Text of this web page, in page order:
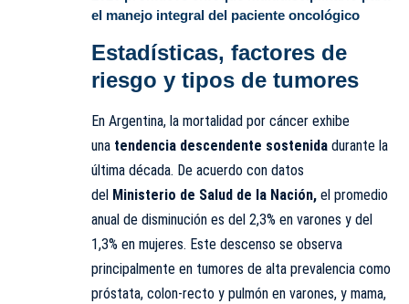
el manejo integral del paciente oncológico
Estadísticas, factores de
riesgo y tipos de tumores
En Argentina, la mortalidad por cáncer exhibe
una tendencia descendente sostenida durante la
última década. De acuerdo con datos
del Ministerio de Salud de la Nación, el promedio
anual de disminución es del 2,3% en varones y del
1,3% en mujeres. Este descenso se observa
principalmente en tumores de alta prevalencia como
próstata, colon-recto y pulmón en varones, y mama,